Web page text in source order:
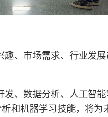
、市场需求、行业发
、数据分析、人工智
和机器学习技能，将